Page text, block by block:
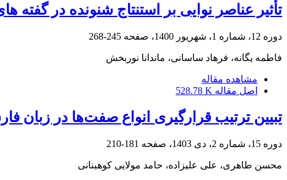
تأثیر عناصر نوایی بر استنتاج شنونده در گفته
دوره 12، شماره 1، شهریور 1400، صفحه 245-268
فاطمه یگانه، فرهاد ساسانی، ماندانا نوربخش
مشاهده مقاله
اصل مقاله 528.78 K
تبیین ترتیب قرارگیری انواع صفت‌ها در زبان
دوره 15، شماره 2، دی 1403، صفحه 181-210
محسن طاهری، علی علیزاده، حامد مولایی کوهبنانی